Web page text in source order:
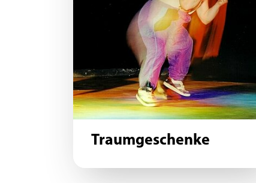
Traumgeschenke